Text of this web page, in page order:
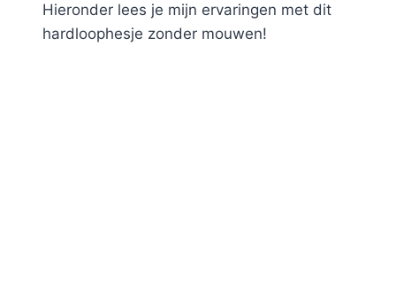
Hieronder lees je mijn ervaringen met dit
hardloophesje zonder mouwen!